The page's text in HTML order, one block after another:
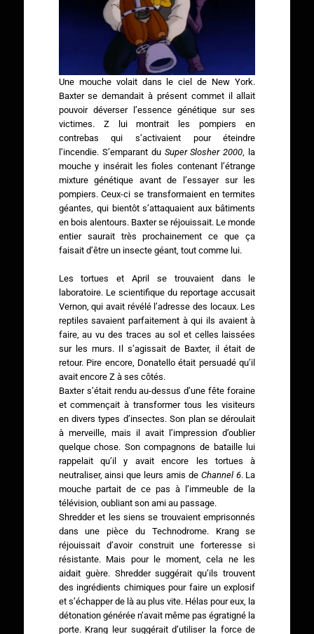
Une mouche volait dans le ciel de New York.
Baxter se demandait à présent commet il allait
pouvoir déverser l’essence génétique sur ses
victimes. Z lui montrait les pompiers en
contrebas qui s’activaient pour éteindre
l’incendie. S’emparant du Super Slosher 2000, la
mouche y insérait les fioles contenant l’étrange
mixture génétique avant de l’essayer sur les
pompiers. Ceux-ci se transformaient en termites
géantes, qui bientôt s’attaquaient aux bâtiments
en bois alentours. Baxter se réjouissait. Le monde
entier saurait très prochainement ce que ça
faisait d’être un insecte géant, tout comme lui.
Les tortues et April se trouvaient dans le
laboratoire. Le scientifique du reportage accusait
Vernon, qui avait révélé l’adresse des locaux. Les
reptiles savaient parfaitement à qui ils avaient à
faire, au vu des traces au sol et celles laissées
sur les murs. Il s’agissait de Baxter, il était de
retour. Pire encore, Donatello était persuadé qu’il
avait encore Z à ses côtés.
Baxter s’était rendu au-dessus d’une fête foraine
et commençait à transformer tous les visiteurs
en divers types d’insectes. Son plan se déroulait
à merveille, mais il avait l’impression d’oublier
quelque chose. Son compagnons de bataille lui
rappelait qu’il y avait encore les tortues à
neutraliser, ainsi que leurs amis de Channel 6. La
mouche partait de ce pas à l’immeuble de la
télévision, oubliant son ami au passage.
Shredder et les siens se trouvaient emprisonnés
dans une pièce du Technodrome. Krang se
réjouissait d’avoir construit une forteresse si
résistante. Mais pour le moment, cela ne les
aidait guère. Shredder suggérait qu’ils trouvent
des ingrédients chimiques pour faire un explosif
et s’échapper de là au plus vite. Hélas pour eux, la
détonation générée n’avait même pas égratigné la
porte. Krang leur suggérait d’utiliser la force de